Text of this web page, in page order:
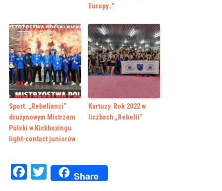
Europy…”
Sport. „Rebelianci”
drużynowym Mistrzem
Polski w Kickboxingu
light-contact juniorów
Kartuzy. Rok 2022 w
liczbach „Rebelii”
Facebook
Twitter
Share